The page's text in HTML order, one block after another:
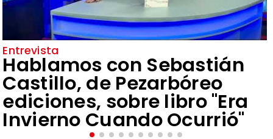
Entrevista
Hablamos con Sebastián
Castillo, de Pezarbóreo
ediciones, sobre libro "Era
Invierno Cuando Ocurrió"